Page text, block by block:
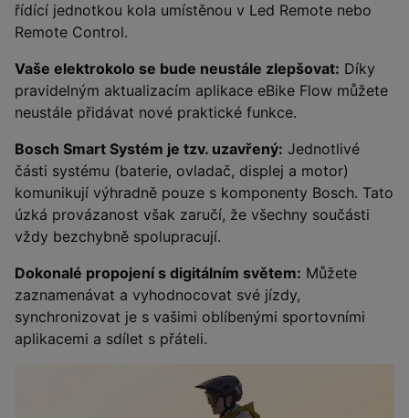
řídící jednotkou kola umístěnou v Led Remote nebo
Remote Control.
Vaše elektrokolo se bude neustále zlepšovat: Díky
pravidelným aktualizacím aplikace eBike Flow můžete
neustále přidávat nové praktické funkce.
Bosch Smart Systém je tzv. uzavřený: Jednotlivé
části systému (baterie, ovladač, displej a motor)
komunikují výhradně pouze s komponenty Bosch. Tato
úzká provázanost však zaručí, že všechny součásti
vždy bezchybně spolupracují.
Dokonalé propojení s digitálním světem: Můžete
zaznamenávat a vyhodnocovat své jízdy,
synchronizovat je s vašimi oblíbenými sportovními
aplikacemi a sdílet s přáteli.